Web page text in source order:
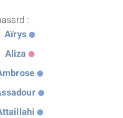
:
Aïrys
Aliza